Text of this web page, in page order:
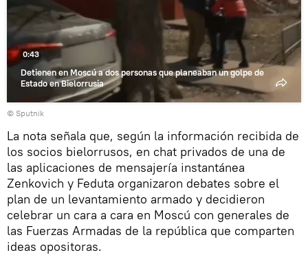
Detienen en Moscú a dos personas que planeaban un golpe de
Estado en Bielorrusia
0:43
© Sputnik
La nota señala que, según la información recibida de
los socios bielorrusos, en chat privados de una de
las aplicaciones de mensajería instantánea
Zenkovich y Feduta organizaron debates sobre el
plan de un levantamiento armado y decidieron
celebrar un cara a cara en Moscú con generales de
las Fuerzas Armadas de la república que comparten
ideas opositoras.